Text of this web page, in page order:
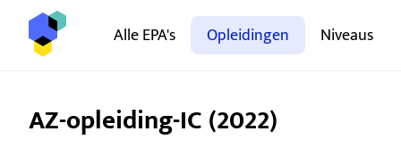
Alle EPA's Opleidingen Niveaus
AZ-opleiding-IC (2022)